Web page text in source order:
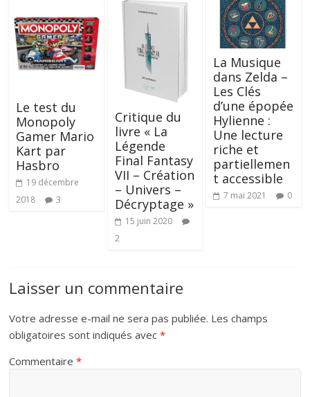
Le test du
Monopoly
Gamer Mario
Kart par
Hasbro
19 décembre
2018
3
Critique du
livre « La
Légende
Final Fantasy
VII – Création
– Univers –
Décryptage »
15 juin 2020
2
La Musique
dans Zelda –
Les Clés
d’une épopée
Hylienne :
Une lecture
riche et
partiellemen
t accessible
7 mai 2021 0
Laisser un commentaire
Votre adresse e-mail ne sera pas publiée. Les champs
obligatoires sont indiqués avec*
Commentaire*